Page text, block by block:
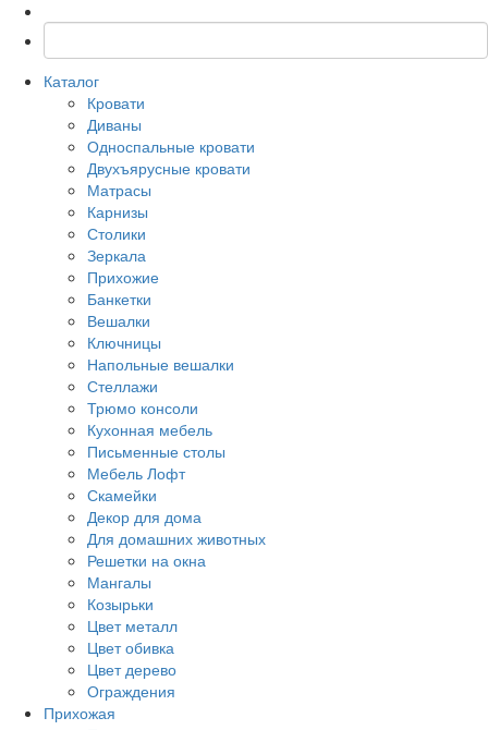
Каталог
Кровати
Диваны
Односпальные кровати
Двухъярусные кровати
Матрасы
Карнизы
Столики
Зеркала
Прихожие
Банкетки
Вешалки
Ключницы
Напольные вешалки
Стеллажи
Трюмо консоли
Кухонная мебель
Письменные столы
Мебель Лофт
Скамейки
Декор для дома
Для домашних животных
Решетки на окна
Мангалы
Козырьки
Цвет металл
Цвет обивка
Цвет дерево
Ограждения
Прихожая